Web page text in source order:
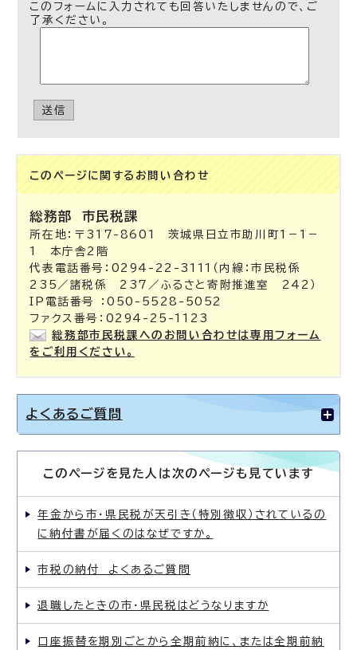
このフォームに入力されても回答いたしませんので、ご
了承ください。
送信
このページに関する お問い合わせ
総務部 市民税課
所在地：〒317-8601 茨城県日立市助川町1－1－
1 本庁舎2階
代表電話番号：0294-22-3111（内線：市民税係
235／諸税係 237／ふるさと寄附推進室 242）
IP電話番号 ：050-5528-5052
ファクス番号：0294-25-1123
総務部市民税課へのお問い合わせは専用フォーム
をご利用ください。
よくあるご質問
このページを見た人は次のページも見ています
年金から市・県民税が天引き（特別徴収）されているの
に納付書が届くのはなぜですか。
市税の納付 よくあるご質問
退職したときの市・県民税はどうなりますか
口座振替を期別ごとから全期前納に、または全期前納